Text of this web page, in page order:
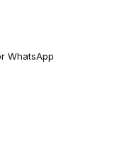
WhatsApp